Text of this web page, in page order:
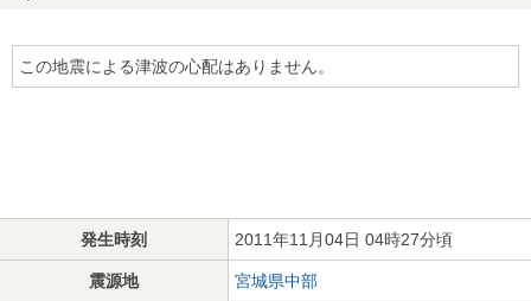
この地震による津波の心配はありません。
発生時刻 2011年11月04日 04時27分頃
震源地 宮城県中部